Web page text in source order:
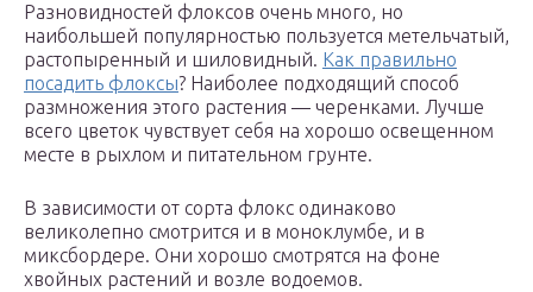
Разновидностей флоксов очень много, но
наибольшей популярностью пользуется метельчатый,
растопыренный и шиловидный. Как правильно
посадить флоксы? Наиболее подходящий способ
размножения этого растения — черенками. Лучше
всего цветок чувствует себя на хорошо освещенном
месте в рыхлом и питательном грунте.
В зависимости от сорта флокс одинаково
великолепно смотрится и в моноклумбе, и в
миксбордере. Они хорошо смотрятся на фоне
хвойных растений и возле водоемов.